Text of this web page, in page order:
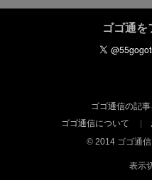
ゴゴ通を
ゴゴ通信の記
ゴゴ通信について
© 2014 ゴゴ通
表示